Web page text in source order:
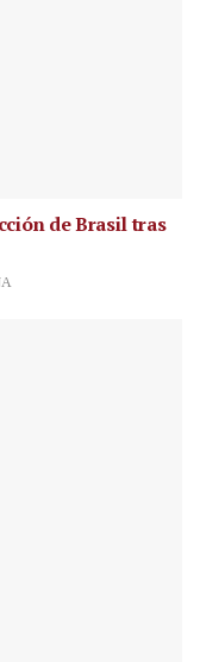
de Brasil tras